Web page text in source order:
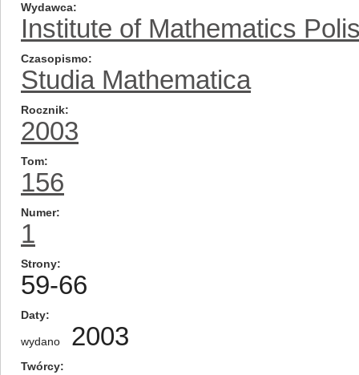
Wydawca
Institute of Mathematics
Czasopismo
Studia Mathematica
Rocznik
2003
Tom
156
Numer
1
Strony
59-66
Daty
wydano 2003
Twórcy